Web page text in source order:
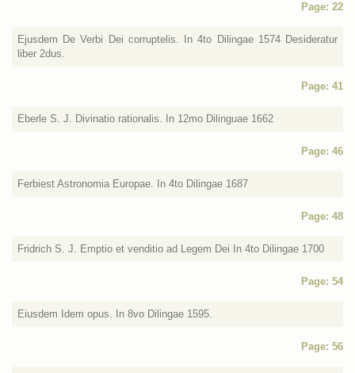
Page: 22
Ejusdem De Verbi Dei corruptelis. In 4to Dilingae 1574 Desideratur
liber 2dus.
Page: 41
Eberle S. J. Divinatio rationalis. In 12mo Dilinguae 1662
Page: 46
Ferbiest Astronomia Europae. In 4to Dilingae 1687
Page: 48
Fridrich S. J. Emptio et venditio ad Legem Dei In 4to Dilingae 1700
Page: 54
Eiusdem Idem opus. In 8vo Dilingae 1595.
Page: 56